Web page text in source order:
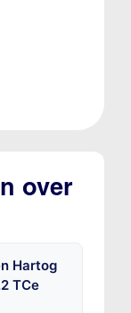
over
Hartog
TCe